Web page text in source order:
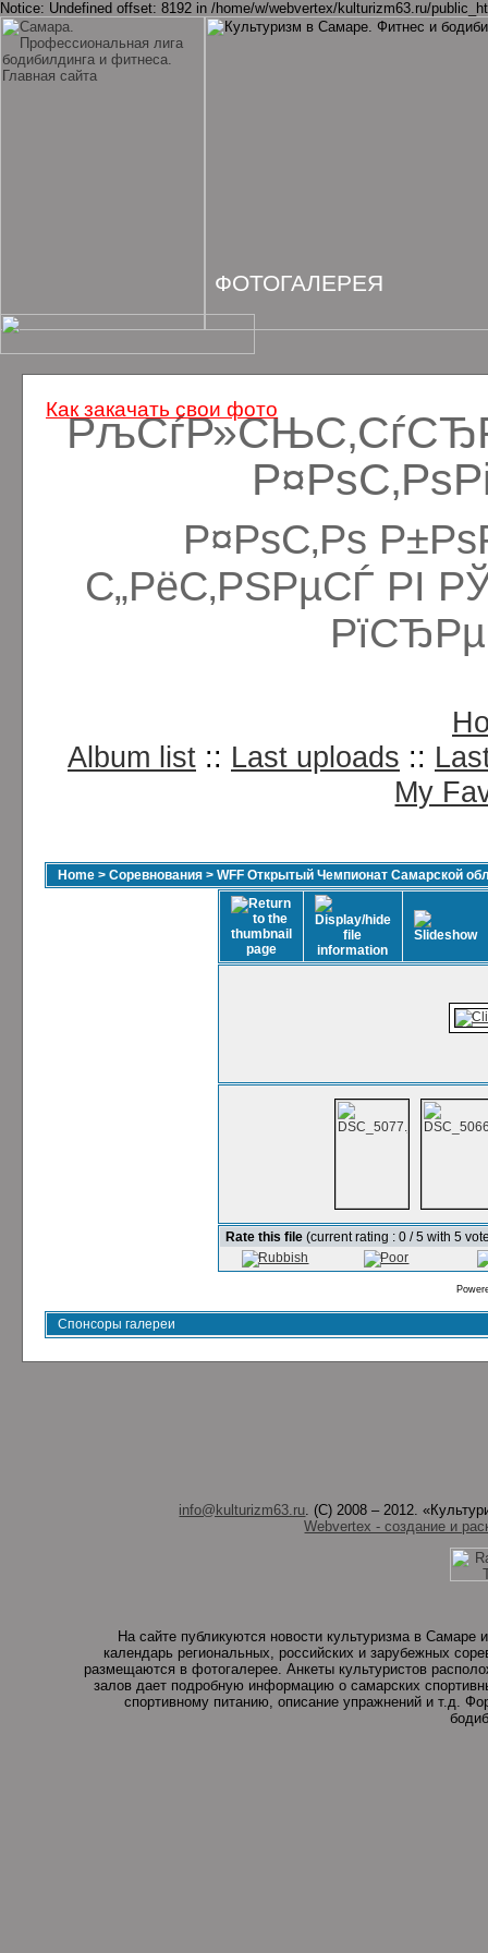
Notice: Undefined offset: 8192 in /home/w/webvertex/kulturizm63.ru/
Р¤РѕС‚Рѕ
С„РёС‚РЅРµСЃ РІ
Album list :: Last uploads ::
My
Home > Соревнования > WFF Открытый Чемпионат Самарской
Rate this file (current rating : 0 / 5 with 5
Спонсоры галереи
info@kulturizm63.ru. (C) 2008 – 2012.
Webvertex - создание и
На сайте публикуются новости культуризма в
календарь региональных, российских и зарубежных
размещаются в фотогалерее. Анкеты культуристов
залов дает подробную информацию о самарских
спортивному питанию, описание упражнений и т.д.
ФОТОГАЛЕРЕЯ
Как закачать свои фото